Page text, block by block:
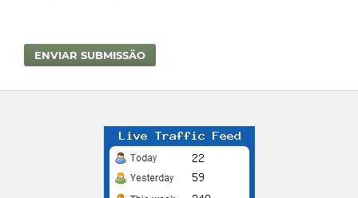
ENVIAR SUBMISSÃO